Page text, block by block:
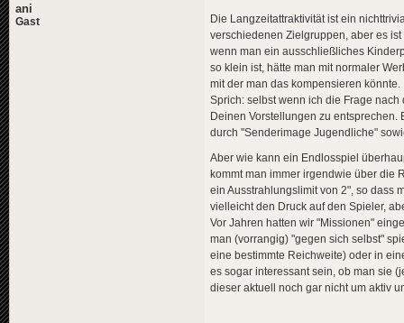
ani
Gast
Die Langzeitattraktivität ist ein
verschiedenen Zielgruppen, aber es
wenn man ein ausschließliches
so klein ist, hätte man mit normaler
mit der man das kompensieren könnte.
Sprich: selbst wenn ich die Frage
Deinen Vorstellungen zu
durch "Senderimage Jugendliche"
Aber wie kann ein Endlosspiel
kommt man immer irgendwie über die
ein Ausstrahlungslimit von 2", so dass
vielleicht den Druck auf den Spieler,
Vor Jahren hatten wir "Missionen"
man (vorrangig) "gegen sich selbst"
eine bestimmte Reichweite) oder in
es sogar interessant sein, ob man sie
dieser aktuell noch gar nicht um aktiv